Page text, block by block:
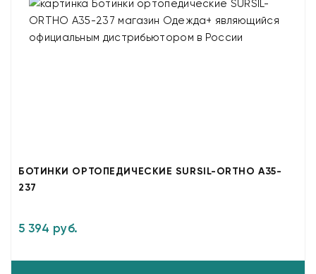
БОТИНКИ ОРТОПЕДИЧЕСКИЕ SURSIL-ORTHO A35-
237
5 394 руб.